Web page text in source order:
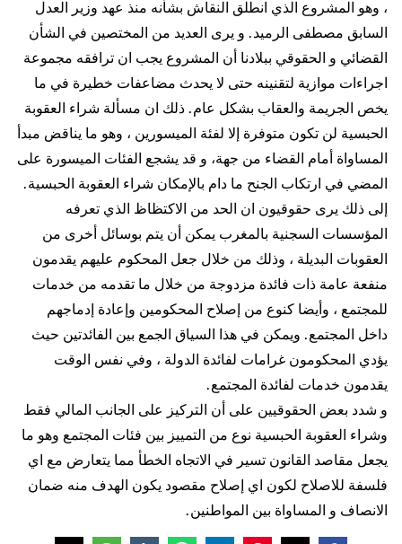
، وهو المشروع الذي انطلق النقاش بشأنه منذ عهد وزير العدل
السابق مصطفى الرميد. و يرى العديد من المختصين في الشأن
القضائي و الحقوقي ببلادنا أن المشروع يجب ان ترافقه مجموعة
اجراءات موازية لتقنينه حتى لا يحدث مضاعفات خطيرة في ما
يخص الجريمة والعقاب بشكل عام. ذلك ان مسألة شراء العقوبة
الحبسية لن تكون متوفرة إلا لفئة الميسورين ، وهو ما يناقض مبدأ
المساواة أمام القضاء من جهة، و قد يشجع الفئات الميسورة على
المضي في ارتكاب الجنح ما دام بالإمكان شراء العقوبة الحبسية.
إلى ذلك يرى حقوقيون ان الحد من الاكتظاظ الذي تعرفه
المؤسسات السجنية بالمغرب يمكن أن يتم بوسائل أخرى من
العقوبات البديلة ، وذلك من خلال جعل المحكوم عليهم يقدمون
منفعة عامة ذات فائدة مزدوجة من خلال ما تقدمه من خدمات
للمجتمع ، وأيضا كنوع من إصلاح المحكومين وإعادة إدماجهم
داخل المجتمع. ويمكن في هذا السياق الجمع بين الفائدتين حيث
يؤدي المحكومون غرامات لفائدة الدولة ، وفي نفس الوقت
يقدمون خدمات لفائدة المجتمع.
و شدد بعض الحقوقيين على أن التركيز على الجانب المالي فقط
وشراء العقوبة الحبسية نوع من التمييز بين فئات المجتمع وهو ما
يجعل مقاصد القانون تسير في الاتجاه الخطأ مما يتعارض مع اي
فلسفة للاصلاح لكون اي إصلاح مقصود يكون الهدف منه ضمان
الانصاف و المساواة بين المواطنين.